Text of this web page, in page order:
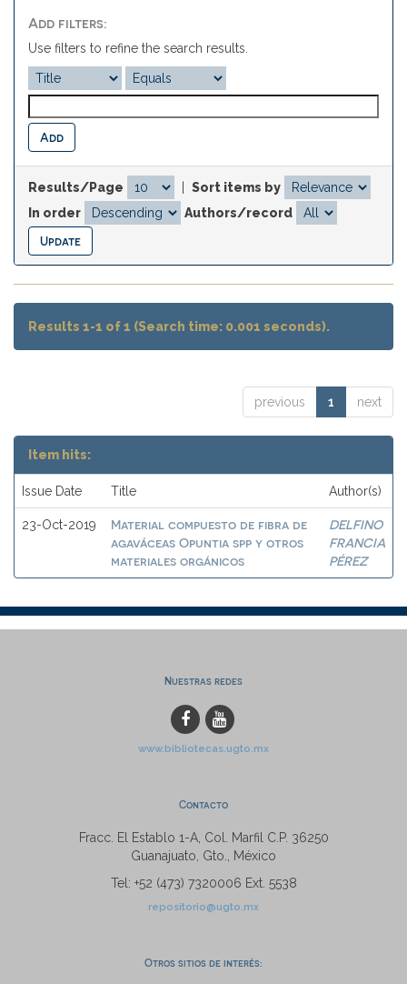
Add filters:
Use filters to refine the search results.
Results/Page
Sort items by
In order
Authors/record
Results 1-1 of 1 (Search time: 0.001 seconds).
previous 1 next
Item hits:
Issue Date Title Author(s)
23-Oct-2019
Material compuesto de fibra de
agaváceas Opuntia spp y otros
materiales orgánicos
DELFINO
FRANCIA
PÉREZ
Nuestras redes
www.bibliotecas.ugto.mx
Contacto
Fracc. El Establo 1-A, Col. Marfil C.P. 36250
Guanajuato, Gto., México
Tel: +52 (473) 7320006 Ext. 5538
repositorio@ugto.mx
Otros sitios de interés: